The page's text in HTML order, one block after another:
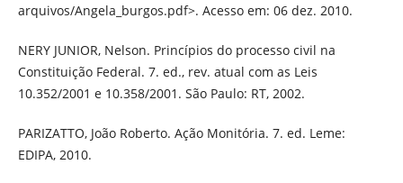
arquivos/Angela_burgos.pdf>. Acesso em: 06 dez. 2010.
NERY JUNIOR, Nelson. Princípios do processo civil na
Constituição Federal. 7. ed., rev. atual com as Leis
10.352/2001 e 10.358/2001. São Paulo: RT, 2002.
PARIZATTO, João Roberto. Ação Monitória. 7. ed. Leme:
EDIPA, 2010.